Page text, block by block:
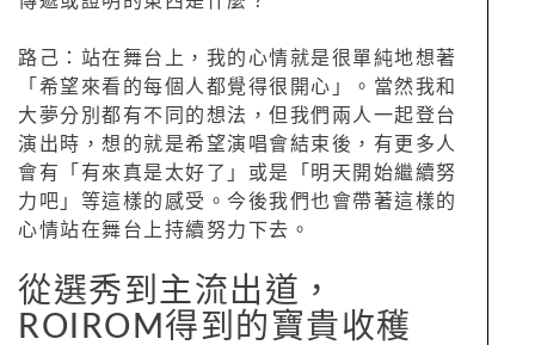
路己：站在舞台上，我的心情就是很單純地想著
「希望來看的每個人都覺得很開心」。當然我和
大夢分別都有不同的想法，但我們兩人一起登台
演出時，想的就是希望演唱會結束後，有更多人
會有「有來真是太好了」或是「明天開始繼續努
力吧」等這樣的感受。今後我們也會帶著這樣的
心情站在舞台上持續努力下去。
從選秀到主流出道，
ROIROM得到的寶貴收穫